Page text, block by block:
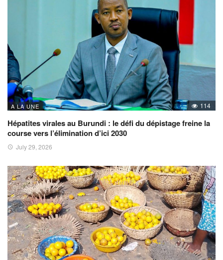
A LA UNE 114
Hépatites virales au Burundi : le défi du dépistage freine la
course vers l’élimination d’ici 2030
July 29, 2026